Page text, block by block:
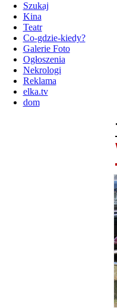
Szukaj
Kina
Teatr
Co-gdzie-kiedy?
Galerie Foto
Ogłoszenia
Nekrologi
Reklama
elka.tv
dom